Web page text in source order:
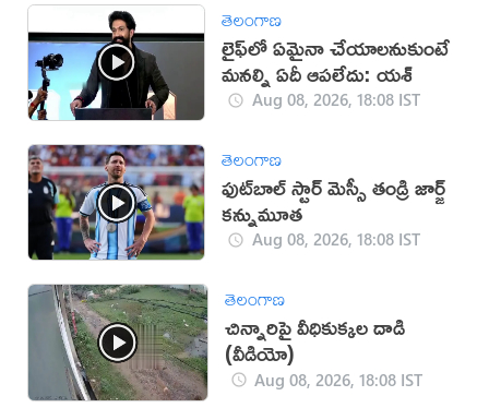
తెలంగాణ
లైఫ్‌లో ఏమైనా చేయాలనుకుంటే
మనల్ని ఏదీ ఆపలేదు: యశ్
Aug 08, 2026, 18:08 IST
తెలంగాణ
ఫుట్‌బాల్ స్టార్ మెస్సీ తండ్రి జార్జ్
కన్నుమూత
Aug 08, 2026, 18:08 IST
తెలంగాణ
చిన్నారిపై వీధికుక్కల దాడి
(వీడియో)
Aug 08, 2026, 18:08 IST